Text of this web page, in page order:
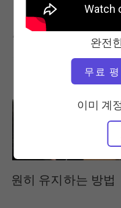
완전
무료
이미 계
좋아할 만한 다른 운동
원히 유지하는 방법